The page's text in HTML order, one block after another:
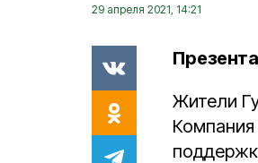
29 апреля 2021, 14:21
Жители
Компания